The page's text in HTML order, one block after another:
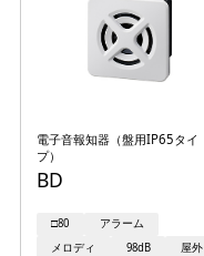
電子音報知器（盤用IP65タイ
プ）
BD
□80
アラーム
メロディ
98dB
屋外